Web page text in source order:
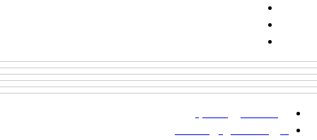
شماره همراه: ۰۹۳۹۳۸۵۵۵۴۴
پیامک: ۱۰۰۰۹۵۴۶۸۹۲۳۱۵
ایمیل:
پرداخت صورتحساب
شیوه‌نامه نگارش مقالات